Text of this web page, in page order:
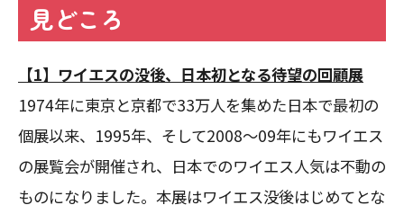
見どころ
【1】ワイエスの没後、日本初となる待望の回顧展
1974年に東京と京都で33万人を集めた日本で最初の
個展以来、1995年、そして2008～09年にもワイエス
の展覧会が開催され、日本でのワイエス人気は不動の
ものになりました。本展はワイエス没後はじめてとな